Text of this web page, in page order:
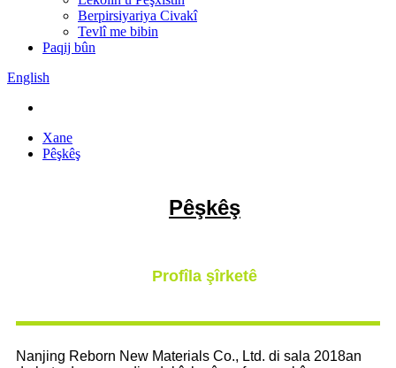
Berpirsiyariya Civakî
Tevlî me bibin
Paqij bûn
English
Xane
Pêşkêş
Pêşkêş
Profîla şîrketê
Nanjing Reborn New Materials Co., Ltd. di sala 2018an